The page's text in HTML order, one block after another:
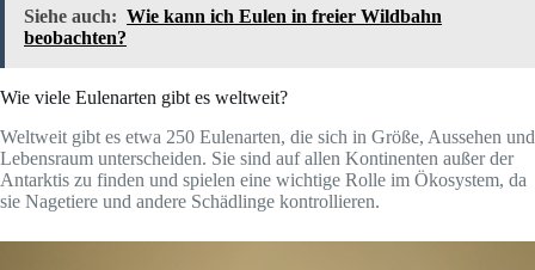
Siehe auch: Wie kann ich Eulen in freier Wildbahn
beobachten?
Wie viele Eulenarten gibt es weltweit?
Weltweit gibt es etwa 250 Eulenarten, die sich in Größe, Aussehen und
Lebensraum unterscheiden. Sie sind auf allen Kontinenten außer der
Antarktis zu finden und spielen eine wichtige Rolle im Ökosystem, da
sie Nagetiere und andere Schädlinge kontrollieren.